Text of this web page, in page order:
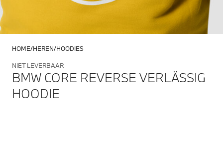
HOME HEREN HOODIES
NIET LEVERBAAR
BMW CORE REVERSE VERLÄSSIG
HOODIE